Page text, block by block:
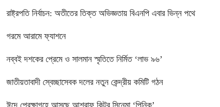
রাষ্ট্রপতি নির্বাচন: অতীতের তিক্ত অভিজ্ঞতায় বিএনপি এবার ভিন্ন পথে
গরমে আরামে ফ্যাশনে
নব্বই দশকের প্রেমে ও সালমান স্মৃতিতে নির্মিত ‘লাভ ৯৬’
জাতীয়তাবাদী স্বেচ্ছাসেবক দলের নতুন কেন্দ্রীয় কমিটি গঠন